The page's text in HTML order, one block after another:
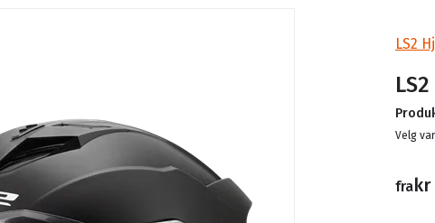
LS2
Lager
Velg
frakr